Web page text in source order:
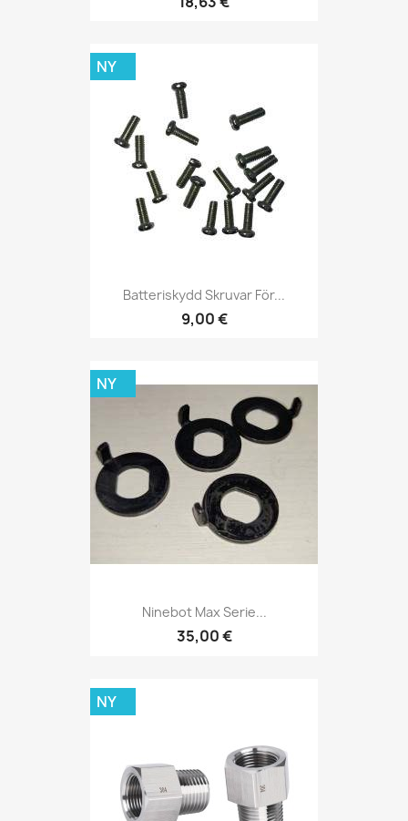
Batteriskydd Skruvar För...
9,00 €
NY
Ninebot Max Serie...
35,00 €
NY
NY